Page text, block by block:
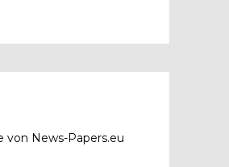
von News-Papers.eu